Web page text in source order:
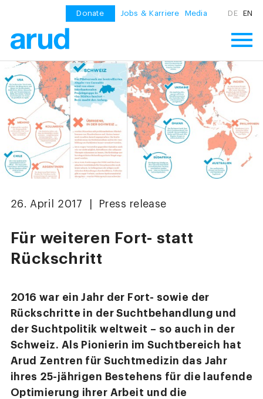
Donate Jobs & Karriere Media DE EN
26. April 2017 | Press release
Für weiteren Fort- statt
Rückschritt
2016 war ein Jahr der Fort- sowie der
Rückschritte in der Suchtbehandlung und
der Suchtpolitik weltweit – so auch in der
Schweiz. Als Pionierin im Suchtbereich hat
Arud Zentren für Suchtmedizin das Jahr
ihres 25-jährigen Bestehens für die laufende
Optimierung ihrer Arbeit und die